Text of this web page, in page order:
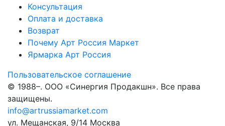
Консультация
Оплата и доставка
Возврат
Почему Арт Россия Маркет
Ярмарка Арт Россия
Пользовательское соглашение
© 1988–. ООО «Синергия Продакшн». Все права
защищены.
info@artrussiamarket.com
ул. Мещанская, 9/14 Москва